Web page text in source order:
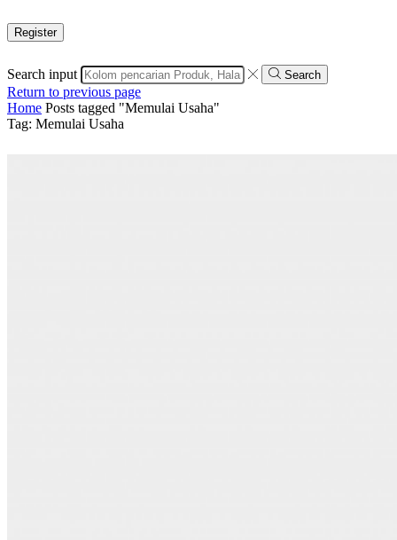
Register
Search input Search
Return to previous page
Home Posts tagged "Memulai Usaha"
Tag: Memulai Usaha